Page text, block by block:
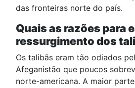
das fronteiras norte do país.
Quais as razões para
ressurgimento dos
Os talibãs eram tão odiados
Afeganistão que poucos
norte-americana. A maior